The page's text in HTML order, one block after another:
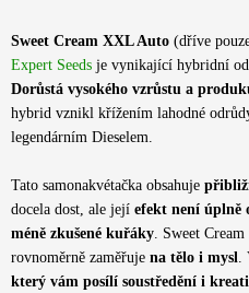
Sweet Cream XXL Auto (dříve
Expert Seeds je vynikající hybridní
Dorůstá vysokého vzrůstu a
hybrid vznikl křížením lahodné
legendárním Dieselem.
Tato samonakvétačka obsahuje
docela dost, ale její efekt není úplně
méně zkušené kuřáky . Sweet
rovnoměrně zaměřuje na tělo i mysl
který vám posílí soustředění i